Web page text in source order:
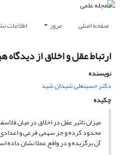
صفحه اصلی مرور اطلاعات
ارتباط عقل و اخلاق از دیدگاه
نویسنده
دکتر حسینعلی شیدان شید
چکیده
محدود کرده و جز سهمی فرعی و اعدادی
آن برگزیده و در واقع عملا نشان داده